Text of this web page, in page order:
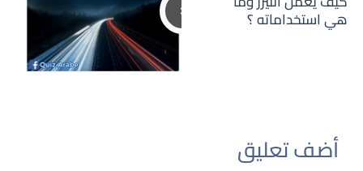
هي استخداماته ؟
أضف تعليق